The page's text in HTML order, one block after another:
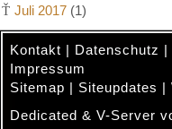
Juli 2017 (1)
Kontakt | Datenschutz |
Impressum
Sitemap | Siteupdates |
Dedicated & V-Server